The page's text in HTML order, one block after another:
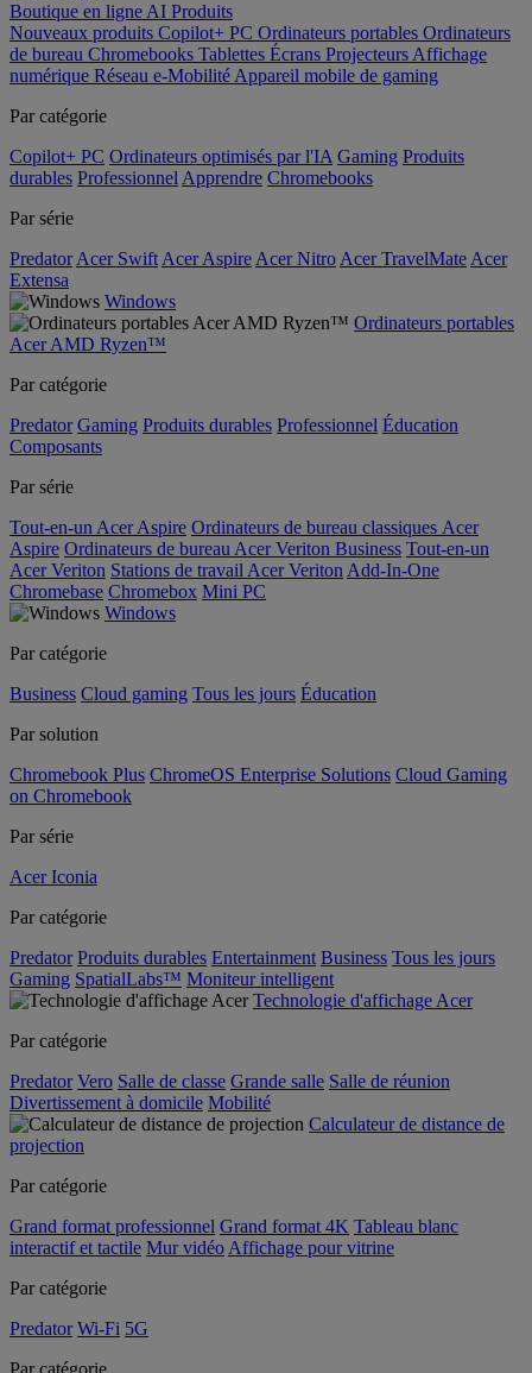
Boutique en ligne AI Produits
Nouveaux produits Copilot+ PC Ordinateurs portables Ordinateurs
de bureau Chromebooks Tablettes Écrans Projecteurs Affichage
numérique Réseau e-Mobilité Appareil mobile de gaming
Par catégorie
Copilot+ PC Ordinateurs optimisés par l'IA Gaming Produits
durables Professionnel Apprendre Chromebooks
Par série
Predator Acer Swift Acer Aspire Acer Nitro Acer TravelMate Acer
Extensa
Windows
Ordinateurs portables
Acer AMD Ryzen™
Par catégorie
Predator Gaming Produits durables Professionnel Éducation
Composants
Par série
Tout-en-un Acer Aspire Ordinateurs de bureau classiques Acer
Aspire Ordinateurs de bureau Acer Veriton Business Tout-en-un
Acer Veriton Stations de travail Acer Veriton Add-In-One
Chromebase Chromebox Mini PC
Windows
Par catégorie
Business Cloud gaming Tous les jours Éducation
Par solution
Chromebook Plus ChromeOS Enterprise Solutions Cloud Gaming
on Chromebook
Par série
Acer Iconia
Par catégorie
Predator Produits durables Entertainment Business Tous les jours
Gaming SpatialLabs™ Moniteur intelligent
Technologie d'affichage Acer
Par catégorie
Predator Vero Salle de classe Grande salle Salle de réunion
Divertissement à domicile Mobilité
Calculateur de distance de
projection
Par catégorie
Grand format professionnel Grand format 4K Tableau blanc
interactif et tactile Mur vidéo Affichage pour vitrine
Par catégorie
Predator Wi-Fi 5G
Par catégorie